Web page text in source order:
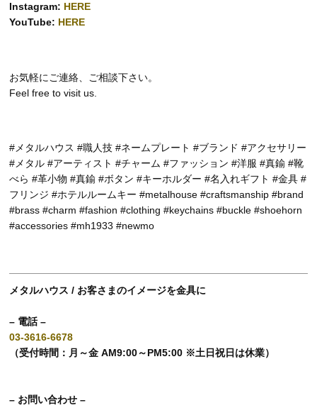
Instagram: HERE
YouTube: HERE
お気軽にご連絡、ご相談下さい。
Feel free to visit us.
#メタルハウス #職人技 #ネームプレート #ブランド #アクセサリー
#メタル #アーティスト #チャーム #ファッション #洋服 #真鍮 #靴
べら #革小物 #真鍮 #ボタン #キーホルダー #名入れギフト #金具 #
フリンジ #ホテルルームキー #metalhouse #craftsmanship #brand
#brass #charm #fashion #clothing #keychains #buckle #shoehorn
#accessories #mh1933 #newmo
メタルハウス / お客さまのイメージを金具に
– 電話 –
03-3616-6678
（受付時間：月～金 AM9:00～PM5:00 ※土日祝日は休業）
– お問い合わせ –